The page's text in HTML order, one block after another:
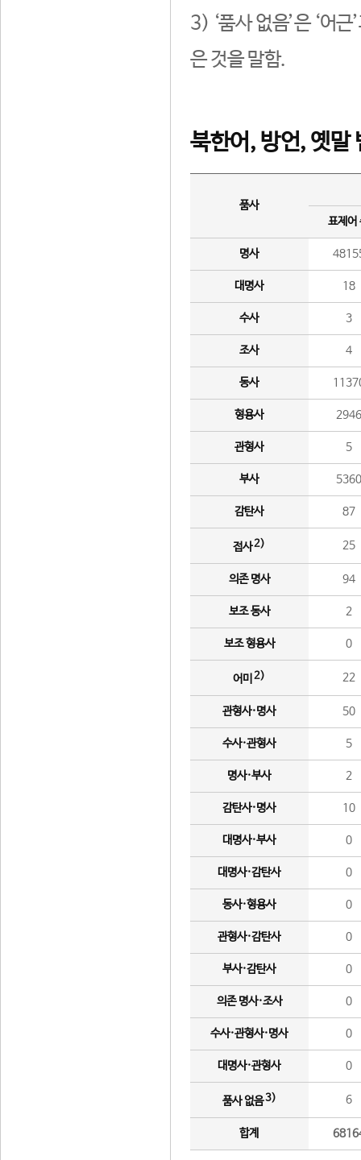
3) ‘품사 없음’은 ‘어
은 것을 말함.
북한어, 방언, 옛말
품사
표제어
명사
대명사 18
수사 3
조사 4
동사
형용사 2946
관형사 5
부사 5360
감탄사 87
접사2) 25
의존 명사 94
보조 동사 2
보조 형용사 0
어미 2) 22
관형사·명사 50
수사·관형사 5
명사·부사 2
감탄사·명사 10
대명사·부사 0
대명사·감탄사 0
동사·형용사 0
관형사·감탄사 0
부사·감탄사 0
의존 명사·조사 0
수사·관형사·명사 0
대명사·관형사 0
품사 없음3) 6
합계